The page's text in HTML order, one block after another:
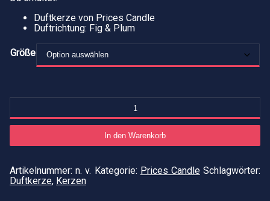
Duftkerze von Prices Candle
Duftrichtung: Fig & Plum
Größe
&
In den Warenkorb
Artikelnummer:n. v. Kategorie: Prices Candle Schlagwörter:
Duftkerze, Kerzen